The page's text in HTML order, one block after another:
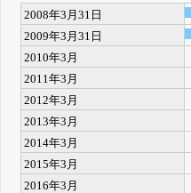
2008年3月31日
2009年3月31日
2010年3月
2011年3月
2012年3月
2013年3月
2014年3月
2015年3月
2016年3月